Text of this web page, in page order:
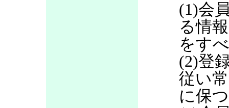
(1)会
る情
をす
(2)登
従い
に保